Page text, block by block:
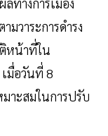
มวาระการดำรง
หน้าที่ใน
มื่อวันที่ 8
าะสมในการปรับ